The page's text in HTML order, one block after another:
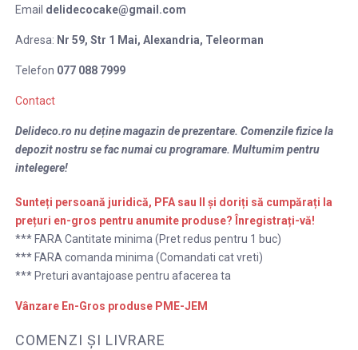
Email delidecocake@gmail.com
Adresa: Nr 59, Str 1 Mai, Alexandria, Teleorman
Telefon 077 088 7999
Contact
Delideco.ro nu deține magazin de prezentare. Comenzile fizice la
depozit nostru se fac numai cu programare. Multumim pentru
intelegere!
Sunteți persoană juridică, PFA sau II și doriți să cumpărați la
prețuri en-gros pentru anumite produse? Înregistrați-vă!
*** FARA Cantitate minima (Pret redus pentru 1 buc)
*** FARA comanda minima (Comandati cat vreti)
*** Preturi avantajoase pentru afacerea ta
Vânzare En-Gros produse PME-JEM
COMENZI ȘI LIVRARE